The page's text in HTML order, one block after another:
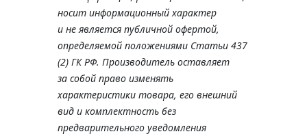
носит информационный характер
и не является публичной офертой,
определяемой положениями Статьи 437
(2) ГК РФ. Производитель оставляет
за собой право изменять
характеристики товара, его внешний
вид и комплектность без
предварительного уведомления